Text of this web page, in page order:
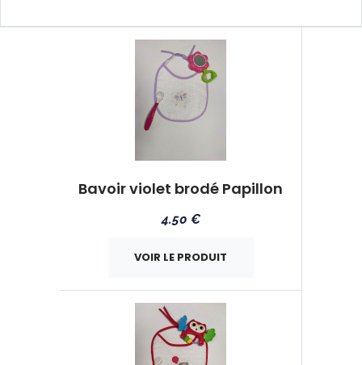
Bavoir violet brodé Papillon
4.50 €
VOIR LE PRODUIT